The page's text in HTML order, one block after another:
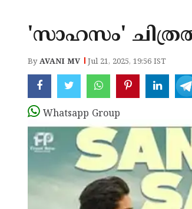
'സാഹസം'
ByAVANI MV Jul 21, 2025, 19:56 IST
Whatsapp Group